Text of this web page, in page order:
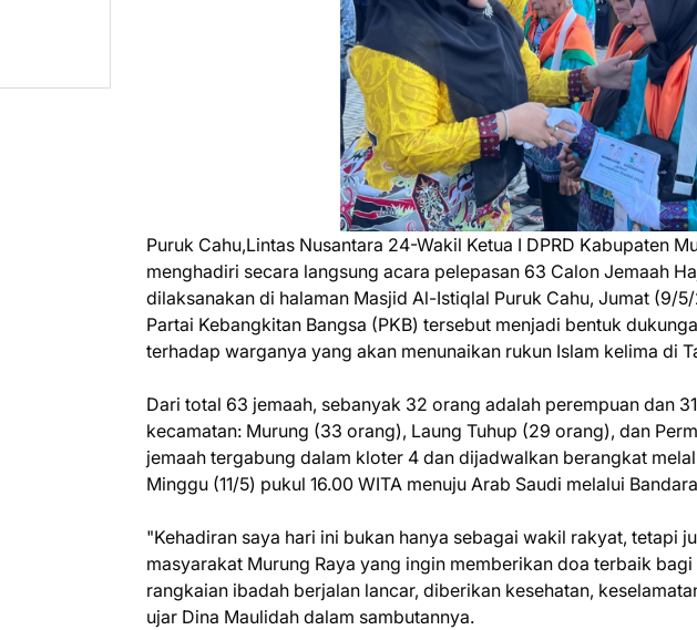
Puruk Cahu,Lintas Nusantara 24-Wakil Ketua I DPRD Kabupaten
menghadiri secara langsung acara pelepasan 63 Calon Jemaah
dilaksanakan di halaman Masjid Al-Istiqlal Puruk Cahu, Jumat (9/
Partai Kebangkitan Bangsa (PKB) tersebut menjadi bentuk
terhadap warganya yang akan menunaikan rukun Islam kelima di
Dari total 63 jemaah, sebanyak 32 orang adalah perempuan dan
kecamatan: Murung (33 orang), Laung Tuhup (29 orang), dan
jemaah tergabung dalam kloter 4 dan dijadwalkan berangkat
Minggu (11/5) pukul 16.00 WITA menuju Arab Saudi melalui
"Kehadiran saya hari ini bukan hanya sebagai wakil rakyat, tetapi
masyarakat Murung Raya yang ingin memberikan doa terbaik
rangkaian ibadah berjalan lancar, diberikan kesehatan,
ujar Dina Maulidah dalam sambutannya.